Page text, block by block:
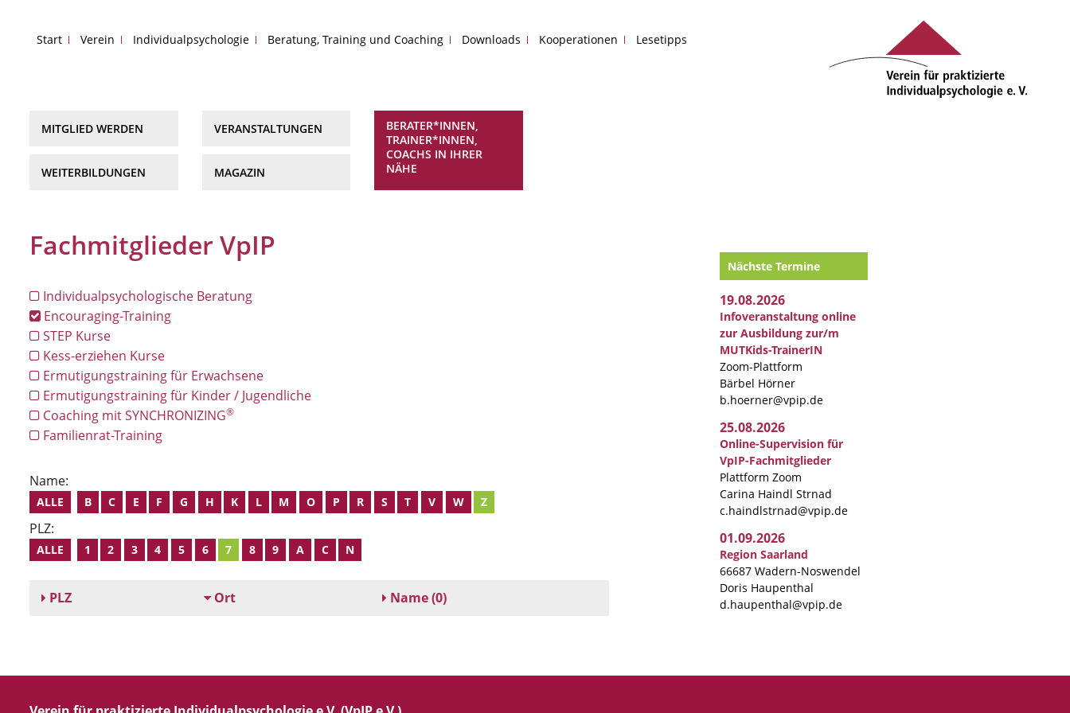
Start Verein Individualpsychologie Beratung, Training und Coaching Downloads Kooperationen Lesetipps
MITGLIED WERDEN
WEITERBILDUNGEN
VERANSTALTUNGEN
MAGAZIN
BERATER*INNEN,
TRAINER*INNEN,
COACHS IN IHRER
NÄHE
Fachmitglieder VpIP
Individualpsychologische Beratung
Encouraging-Training
STEP Kurse
Kess-erziehen Kurse
Ermutigungstraining für Erwachsene
Ermutigungstraining für Kinder / Jugendliche
Coaching mit SYNCHRONIZING®
Familienrat-Training
Name:
ALLE B C E F G H K L M O P R S T V W Z
PLZ:
ALLE 1 2 3 4 5 6 7 8 9 A C N
PLZ Ort Name(0)
Nächste Termine
19.08.2026
Infoveranstaltung online
zur Ausbildung zur/m
MUTKids-TrainerIN
Zoom-Plattform
Bärbel Hörner
b.hoerner@vpip.de
25.08.2026
Online-Supervision für
VpIP-Fachmitglieder
Plattform Zoom
Carina Haindl Strnad
c.haindlstrnad@vpip.de
01.09.2026
Region Saarland
66687 Wadern-Noswendel
Doris Haupenthal
d.haupenthal@vpip.de